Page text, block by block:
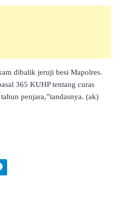
dibalik jeruji besi Mapolres.
365 KUHP tentang curas
penjara,”tandasnya. (ak)